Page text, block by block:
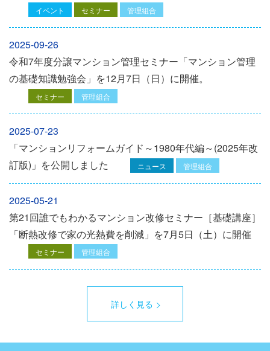
イベント セミナー 管理組合
2025-09-26
令和7年度分譲マンション管理セミナー「マンション管理
の基礎知識勉強会」を12⽉7⽇（⽇）に開催。
セミナー 管理組合
2025-07-23
「マンションリフォームガイド～1980年代編～(2025年改
訂版)」を公開しました
ニュース 管理組合
2025-05-21
第21回誰でもわかるマンション改修セミナー［基礎講座］
「断熱改修で家の光熱費を削減」を7月5日（土）に開催
セミナー 管理組合
詳しく見る